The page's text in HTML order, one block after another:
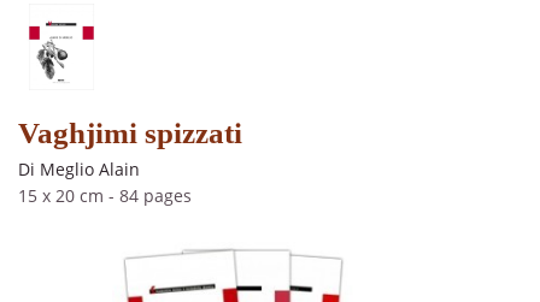
Vaghjimi spizzati
Di Meglio Alain
15 x 20 cm - 84 pages